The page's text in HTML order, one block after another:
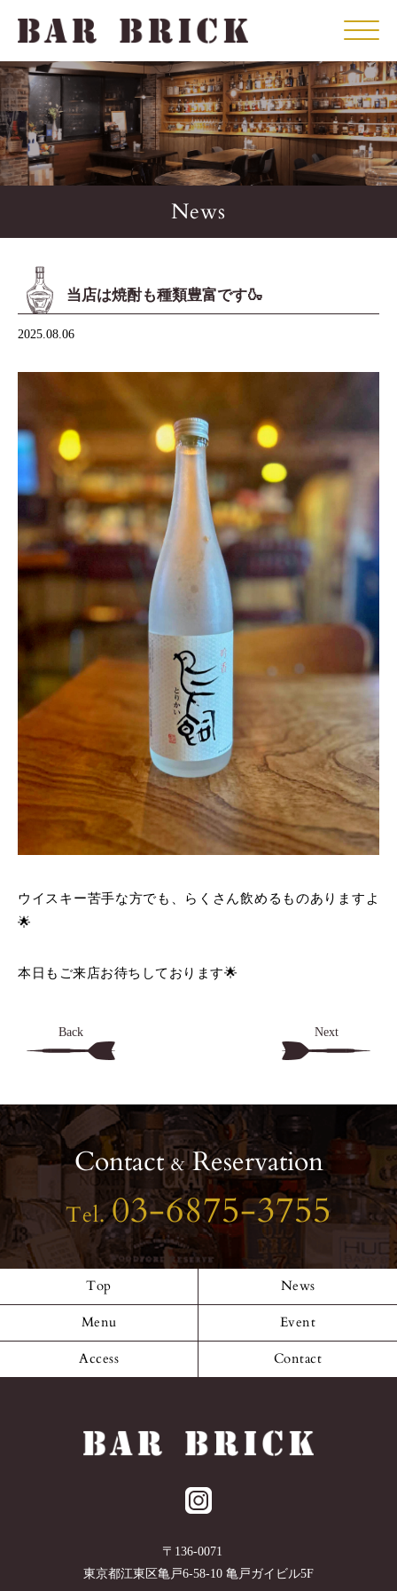
Click
News
当店は焼酎も種類豊富です🍶
2025.08.06
ウイスキー苦手な方でも、らくさん飲めるものありますよ
🌟
本日もご来店お待ちしております🌟
Back Next
Contact&Reservation
Tel.03-6875-3755
Top News
Menu Event
Access Contact
〒 136-0071
東京都江東区亀戸6-58-10 亀戸ガイビル5F